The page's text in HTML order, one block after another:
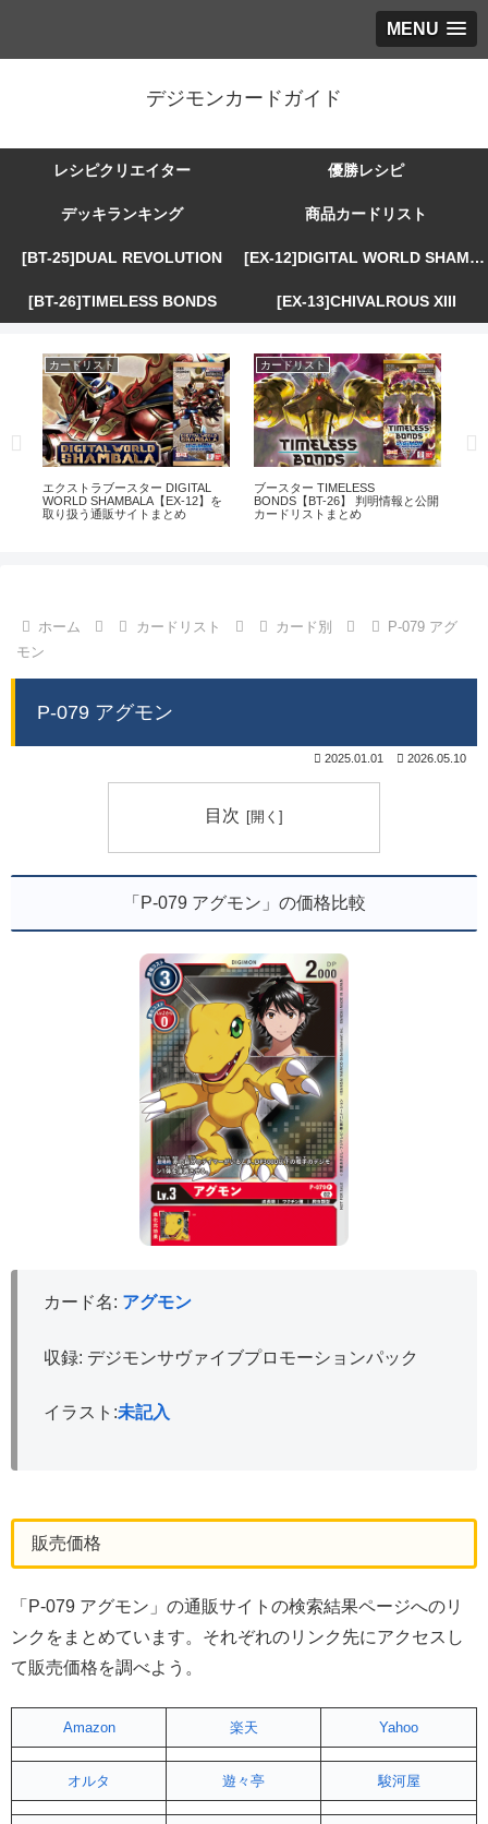
MENU
デジモンカードガイド
レシピクリエイター 優勝レシピ
デッキランキング 商品カードリスト
[BT-25]DUAL REVOLUTION [EX-12]DIGITAL WORLD SHAMBALA
[BT-26]TIMELESS BONDS [EX-13]CHIVALROUS XIII
カードリスト
エクストラブースター DIGITAL
WORLD SHAMBALA【EX-12】を
取り扱う通販サイトまとめ
カードリスト
ブースター TIMELESS
BONDS【BT-26】 判明情報と公開
カードリストまとめ
ホーム カードリスト カード別
P-079 アグ
モン
P-079 アグモン
2025.01.01 2026.05.10
目次
「P-079 アグモン」の価格比較
カード名: アグモン
収録: デジモンサヴァイブプロモーションパック
イラスト:未記入
販売価格
「P-079 アグモン」の通販サイトの検索結果ページへのリ
ンクをまとめています。それぞれのリンク先にアクセスし
て販売価格を調べよう。
Amazon 楽天 Yahoo
オルタ 遊々亭 駿河屋